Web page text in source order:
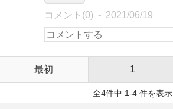
コメント(0) 2021/06/19
最初 1
全4件中 1-4 件を表示